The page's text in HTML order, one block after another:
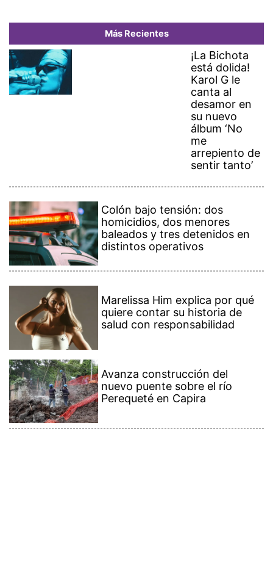
Más Recientes
¡La Bichota
está dolida!
Karol G le
canta al
desamor en
su nuevo
álbum ‘No
me
arrepiento de
sentir tanto’
Colón bajo tensión: dos
homicidios, dos menores
baleados y tres detenidos en
distintos operativos
Marelissa Him explica por qué
quiere contar su historia de
salud con responsabilidad
Avanza construcción del
nuevo puente sobre el río
Perequeté en Capira